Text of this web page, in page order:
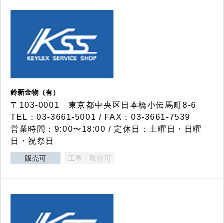
鈴新金物（有）
〒103-0001 東京都中央区日本橋小伝馬町8-6
TEL：03-3661-5001 / FAX：03-3661-7539
営業時間：9:00〜18:00 / 定休日：土曜日・日曜
日・祝祭日
販売可 工事・取付可